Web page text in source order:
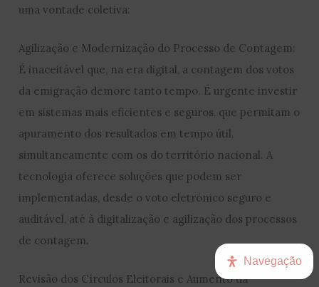
uma vontade coletiva:
Agilização e Modernização do Processo de Contagem:
É inaceitável que, na era digital, a contagem dos votos
da emigração demore tanto tempo. É urgente investir
em sistemas mais eficientes e seguros, que permitam o
apuramento dos resultados em tempo útil,
simultaneamente com os do território nacional. A
tecnologia oferece soluções que podem ser
implementadas, desde o voto eletrónico seguro e
auditável, até à digitalização e agilização dos processos
de contagem.
Revisão dos Círculos Eleitorais e Aumento da
Navegação